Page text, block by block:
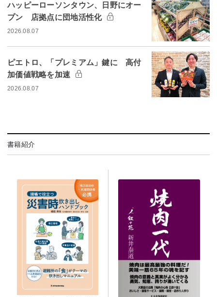
ハッピーローソンタウン、日野にオー
プン 店拠点に団地活性化
2026.08.07
ピエトロ、「プレミアム」鍵に 高付
加価値戦略を加速
2026.08.07
書籍紹介